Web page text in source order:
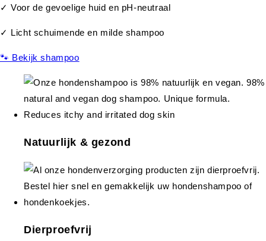
✓ Voor de gevoelige huid en pH-neutraal
✓ Licht schuimende en milde shampoo
🐾 Bekijk shampoo
Natuurlijk & gezond
Dierproefvrij